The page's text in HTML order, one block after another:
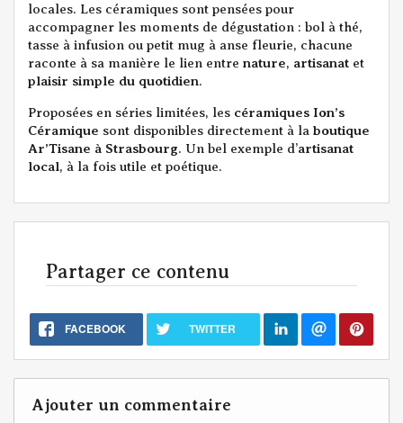
locales. Les céramiques sont pensées pour
accompagner les moments de dégustation : bol à thé,
tasse à infusion ou petit mug à anse fleurie, chacune
raconte à sa manière le lien entre nature, artisanat et
plaisir simple du quotidien.
Proposées en séries limitées, les céramiques Ion’s
Céramique sont disponibles directement à la boutique
Ar’Tisane à Strasbourg. Un bel exemple d’artisanat
local, à la fois utile et poétique.
Partager ce contenu
FACEBOOK TWITTER
Ajouter un commentaire